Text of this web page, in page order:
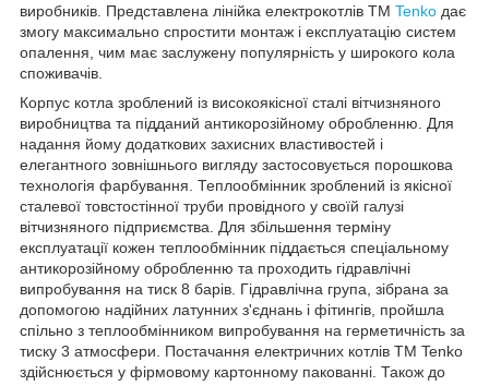
виробників. Представлена лінійка електрокотлів ТМ Tenko дає
змогу максимально спростити монтаж і експлуатацію систем
опалення, чим має заслужену популярність у широкого кола
споживачів.
Корпус котла зроблений із високоякісної сталі вітчизняного
виробництва та підданий антикорозійному обробленню. Для
надання йому додаткових захисних властивостей і
елегантного зовнішнього вигляду застосовується порошкова
технологія фарбування. Теплообмінник зроблений із якісної
сталевої товстостінної труби провідного у своїй галузі
вітчизняного підприємства. Для збільшення терміну
експлуатації кожен теплообмінник піддається спеціальному
антикорозійному обробленню та проходить гідравлічні
випробування на тиск 8 барів. Гідравлічна група, зібрана за
допомогою надійних латунних з'єднань і фітингів, пройшла
спільно з теплообмінником випробування на герметичність за
тиску 3 атмосфери. Постачання електричних котлів ТМ Tenko
здійснюється у фірмовому картонному пакованні. Також до